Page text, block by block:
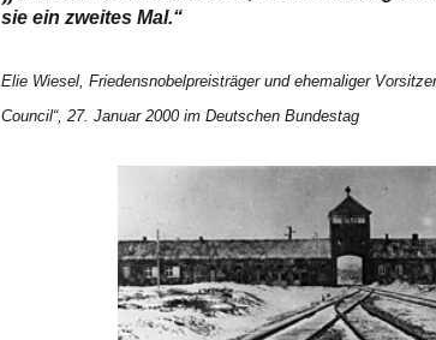
sie ein zweites Mal.“
Elie Wiesel, Friedensnobelpreisträger und ehemaliger
Council“, 27. Januar 2000 im Deutschen Bundestag